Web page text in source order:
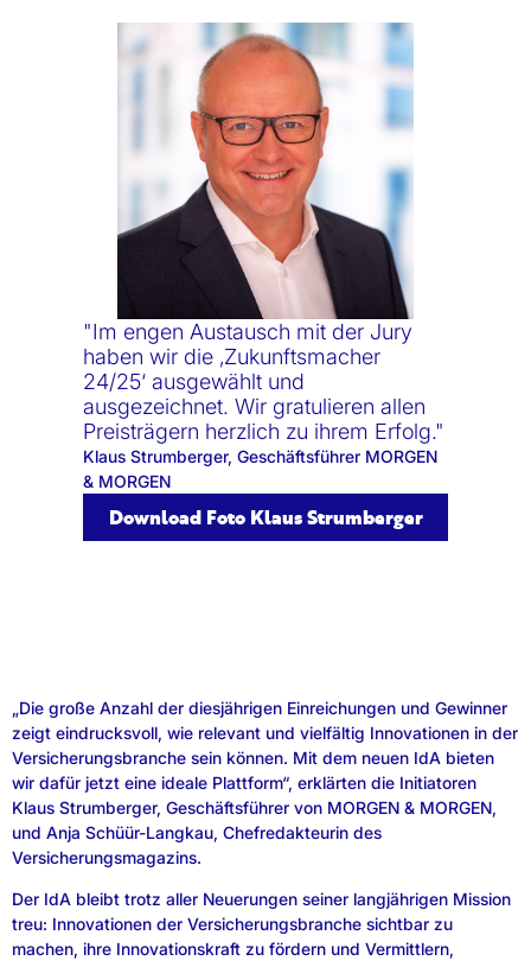
"Im engen Austausch mit der Jury
haben wir die ‚Zukunftsmacher
24/25‘ ausgewählt und
ausgezeichnet. Wir gratulieren allen
Preisträgern herzlich zu ihrem Erfolg."
Klaus Strumberger, Geschäftsführer MORGEN
& MORGEN
Download Foto Klaus Strumberger
„Die große Anzahl der diesjährigen Einreichungen und Gewinner
zeigt eindrucksvoll, wie relevant und vielfältig Innovationen in der
Versicherungsbranche sein können. Mit dem neuen IdA bieten
wir dafür jetzt eine ideale Plattform“, erklärten die Initiatoren
Klaus Strumberger, Geschäftsführer von MORGEN & MORGEN,
und Anja Schüür-Langkau, Chefredakteurin des
Versicherungsmagazins.
Der IdA bleibt trotz aller Neuerungen seiner langjährigen Mission
treu: Innovationen der Versicherungsbranche sichtbar zu
machen, ihre Innovationskraft zu fördern und Vermittlern,